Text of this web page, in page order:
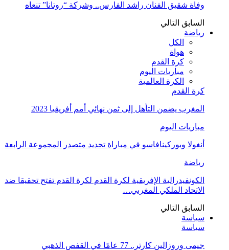
وفاة شقيق الفنان راشد الفارس.. وشركة “روتانا” تنعاه
السابق التالي
رياضة
الكل
هواة
كرة القدم
مباريات اليوم
الكرة العالمية
كرة القدم
المغرب يضمن التأهل إلى ثمن نهائي أمم أفريقيا 2023
مباريات اليوم
أنغولا وبوركينافاسو في مباراة تحديد متصدر المجموعة الرابعة
رياضة
الكونفيدرالية الإفريقية لكرة القدم لكرة القدم تفتح تحقيقا ضد
الاتحاد الملكي المغربي…
السابق التالي
سياسة
سياسة
جيمى وروزالين كارتر.. 77 عامًا في القفص الذهبي